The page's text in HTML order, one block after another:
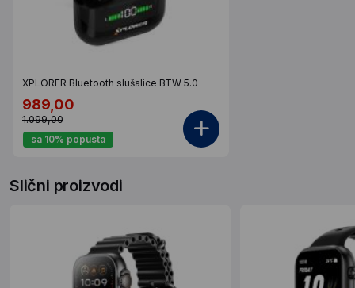
XPLORER Bluetooth slušalice BTW 5.0
989,00
1.099,00
sa 10% popusta
Slični proizvodi